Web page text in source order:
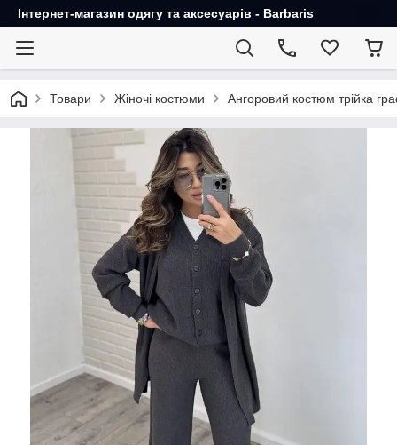
Інтернет-магазин одягу та аксесуарів - Barbaris
Товари Жіночі костюми Ангоровий костюм трійка